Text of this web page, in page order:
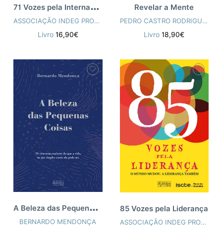
7
1 Vozes pela Internacionalização
ASSOCIAÇÃO INDEG PROJECTO ISCTE
Livro 16,90€
Revelar a Mente
PEDRO CASTRO RODRIGUES
Livro18,90€
A
Beleza das Pequenas Coisas
BERNARDO MENDONÇA
85 Vozes pela Liderança
ASSOCIAÇÃO INDEG PROJECTO ISCTE